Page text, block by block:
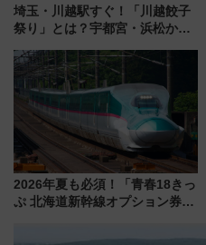
埼玉・川越駅すぐ！「川越餃子
祭り」とは？宇都宮・浜松から
を食べ比べ【7月25日・26日開
催】
2026年夏も必須！「青春18きっ
ぷ 北海道新幹線オプション券」